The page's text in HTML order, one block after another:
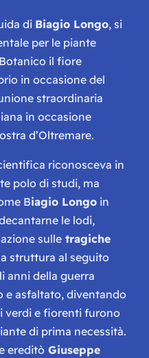
di Biagio Longo, si
per le piante
il fiore
in occasione del
straordinaria
in occasione
d’Oltremare.
riconosceva in
polo di studi, ma
Biagio Longo in
le lodi,
sulle tragiche
struttura al seguito
anni della guerra
e asfaltato, diventando
verdi e fiorenti furono
di prima necessità.
ereditò Giuseppe